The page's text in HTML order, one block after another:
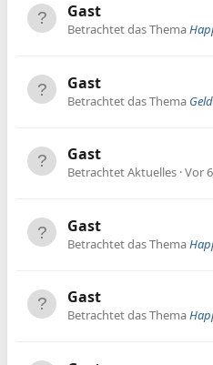
Gast
Betrachtet das Thema
Gast
Betrachtet das Thema
Gast
Betrachtet Aktuelles Vor
Gast
Betrachtet das Thema
Gast
Betrachtet das Thema